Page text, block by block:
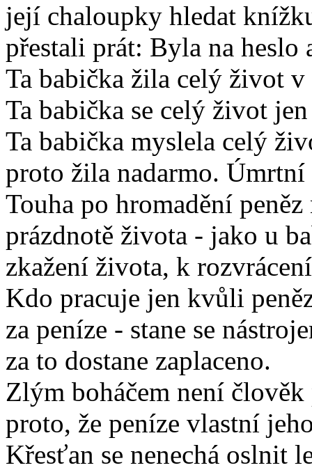
její chaloupky hledat
přestali prát: Byla na heslo
Ta babička žila celý život v
Ta babička se celý život
Ta babička myslela celý
proto žila nadarmo. Úmrtní
Touha po hromadění
prázdnotě života - jako u
zkažení života, k
Kdo pracuje jen kvůli
za peníze - stane se
za to dostane zaplaceno.
Zlým boháčem není
proto, že peníze vlastní
Křesťan se nenechá oslnit